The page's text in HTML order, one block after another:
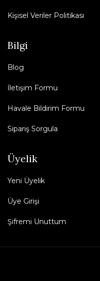
Kişisel Veriler Politikası
Bilgi
Blog
İletişim Formu
Havale Bildirim Formu
Sipariş Sorgula
Üyelik
Yeni Üyelik
Üye Girişi
Şifremi Unuttum